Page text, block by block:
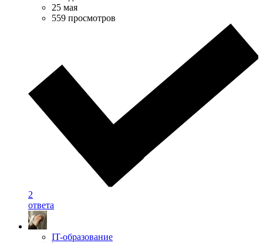
25 мая
559 просмотров
2
ответа
IT-образование